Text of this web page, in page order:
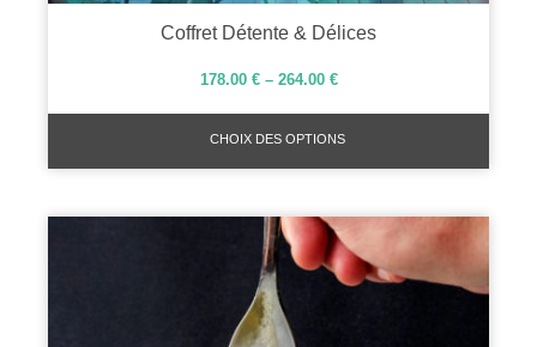
Coffret Détente & Délices
178.00 €– 264.00 €
CHOIX DES OPTIONS